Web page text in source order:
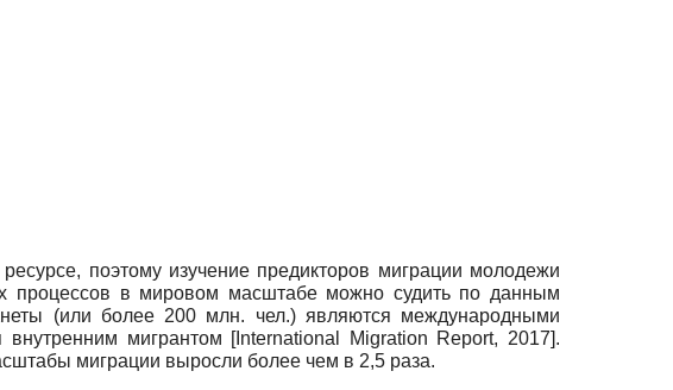
поэтому изучение предикторов миграции молодежи
процессов в мировом масштабе можно судить по данным
(или более 200 млн. чел.) являются международными
мигрантом [International Migration Report, 2017].
миграции выросли более чем в 2,5 раза.